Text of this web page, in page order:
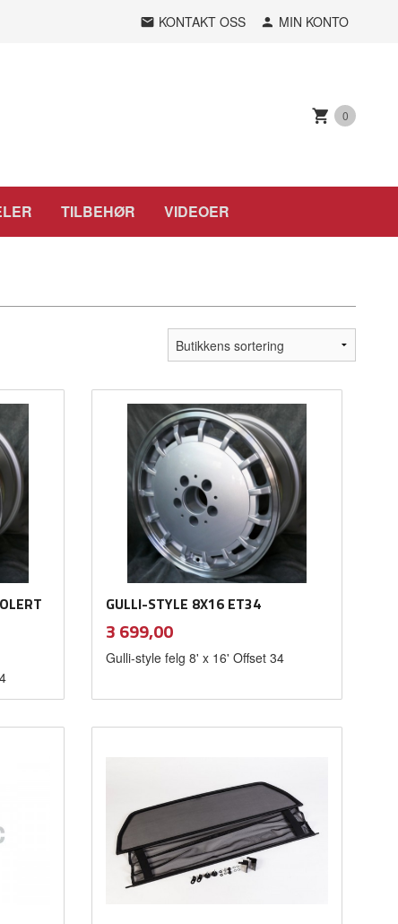
KONTAKT OSS MIN KONTO
0
TILBEHØR VIDEOER
GULLI-STYLE 8X16 ET34
Pris
3 699,00mva.
Gulli-style felg 8' x 16' Offset 34